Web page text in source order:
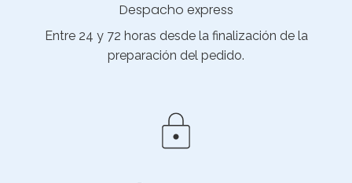
Despacho express
Entre 24 y 72 horas desde la finalización de la
preparación del pedido.